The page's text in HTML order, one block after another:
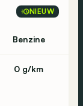
NIEUW
Benzine
0 g/km